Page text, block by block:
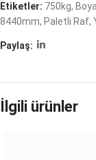
Etiketler: 750kg,
8440mm, Paletli Raf,
Paylaş:
İlgili ürünler